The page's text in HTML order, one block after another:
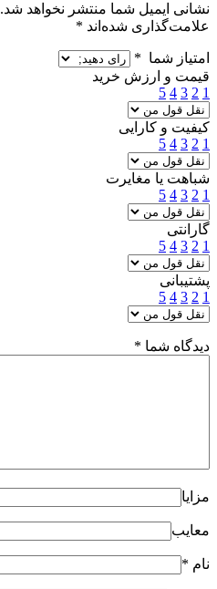
نشانی ایمیل شما منتشر نخواهد شد.
علامت‌گذاری شده‌اند *
امتیاز شما *
قیمت و ارزش خرید
1
2
3
4
5
کیفیت و کارایی
1
2
3
4
5
شباهت یا مغایرت
1
2
3
4
5
گارانتی
1
2
3
4
5
پشتیبانی
1
2
3
4
5
دیدگاه شما *
مزایا
معایب
نام *